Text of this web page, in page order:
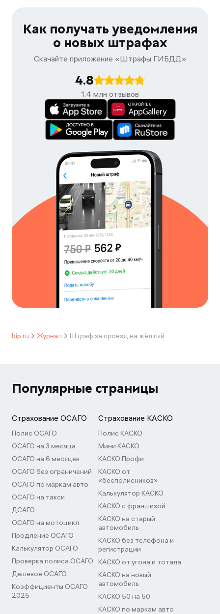
Как получать уведомления
о новых штрафах
Скачайте приложение «Штрафы ГИБДД»
4.8
1.4 млн отзывов
bip.ru Журнал Штраф за проезд на жёлтый
Популярные страницы
Страхование ОСАГО
Полис ОСАГО
ОСАГО на 3 месяца
ОСАГО на 6 месяцев
ОСАГО без ограничений
ОСАГО по маркам авто
ОСАГО на такси
ДСАГО
ОСАГО на мотоцикл
Продление ОСАГО
Калькулятор ОСАГО
Проверка полиса ОСАГО
Дешевое ОСАГО
Коэффициенты ОСАГО
2025
Страхование КАСКО
Полис КАСКО
Мини КАСКО
КАСКО Профи
КАСКО от
«бесполисников»
Калькулятор КАСКО
КАСКО с франшизой
КАСКО на старый
автомобиль
КАСКО без телефона и
регистрации
КАСКО от угона и тотала
КАСКО на новый
автомобиль
КАСКО 50 на 50
КАСКО по маркам авто